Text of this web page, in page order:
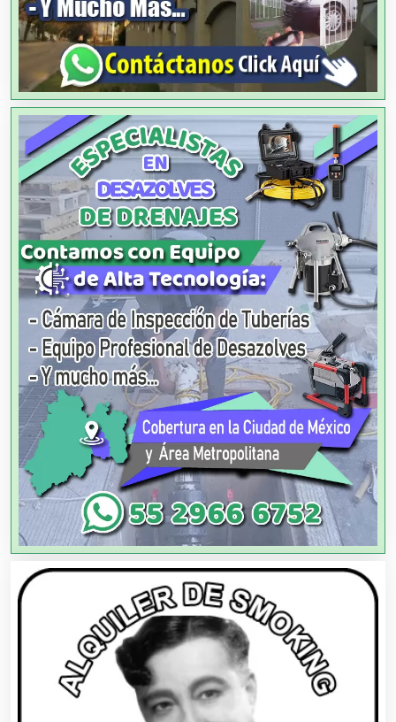
Análisis Clínicos
Análisis de Aguas
Animadores de Eventos
Aparatos y Equipos Eléctricos
Arquitectos
Artes Gráficas
Artesanías
Artículos de Oficina
Artículos de Piel
Artículos Deportivos
Artículos Importados